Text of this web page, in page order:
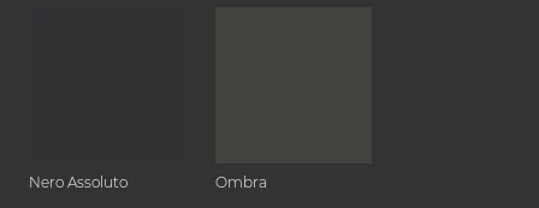
Nero Assoluto Ombra